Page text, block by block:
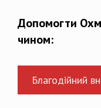
Допомогти
чином:
Благодійний